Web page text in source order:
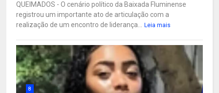
QUEIMADOS - O cenário político da Baixada Fluminense
registrou um importante ato de articulação com a
realização de um encontro de liderança... Leia mais
8